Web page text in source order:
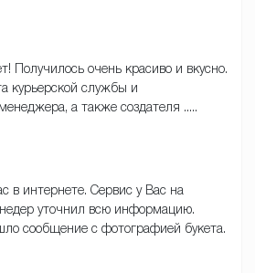
Получилось очень красиво и вкусно.
курьерской службы и
а также создателя .....
в интернете. Сервис у Вас на
уточнил всю информацию.
сообщение с фотографией букета.